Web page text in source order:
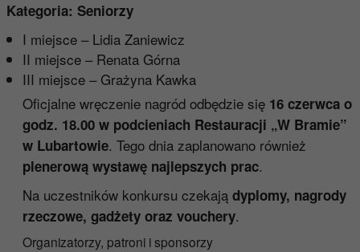
Kategoria: Seniorzy
I miejsce – Lidia Zaniewicz
II miejsce – Renata Górna
III miejsce – Grażyna Kawka
Oficjalne wręczenie nagród odbędzie się 16 czerwca o
godz. 18.00 w podcieniach Restauracji „W Bramie”
w Lubartowie. Tego dnia zaplanowano również
plenerową wystawę najlepszych prac.
Na uczestników konkursu czekają dyplomy, nagrody
rzeczowe, gadżety oraz vouchery.
Organizatorzy, patroni i sponsorzy